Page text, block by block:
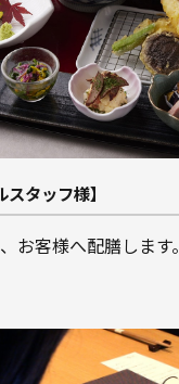
スタッフ様】
お客様へ配膳します。